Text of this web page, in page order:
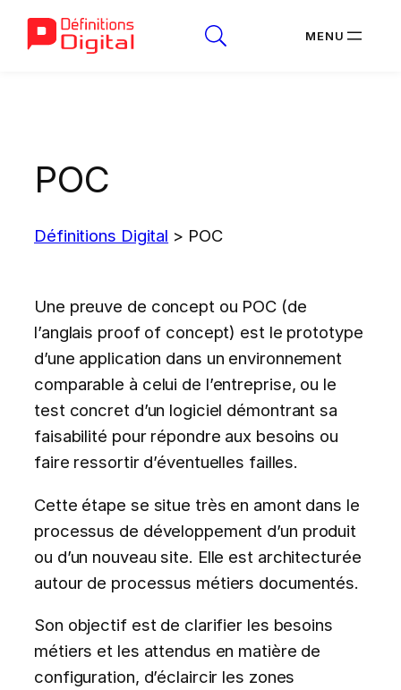
POC
Définitions Digital > POC
Une preuve de concept ou POC (de
l’anglais proof of concept) est le prototype
d’une application dans un environnement
comparable à celui de l’entreprise, ou le
test concret d’un logiciel démontrant sa
faisabilité pour répondre aux besoins ou
faire ressortir d’éventuelles failles.
Cette étape se situe très en amont dans le
processus de développement d’un produit
ou d’un nouveau site. Elle est architecturée
autour de processus métiers documentés.
Son objectif est de clarifier les besoins
métiers et les attendus en matière de
configuration, d’éclaircir les zones